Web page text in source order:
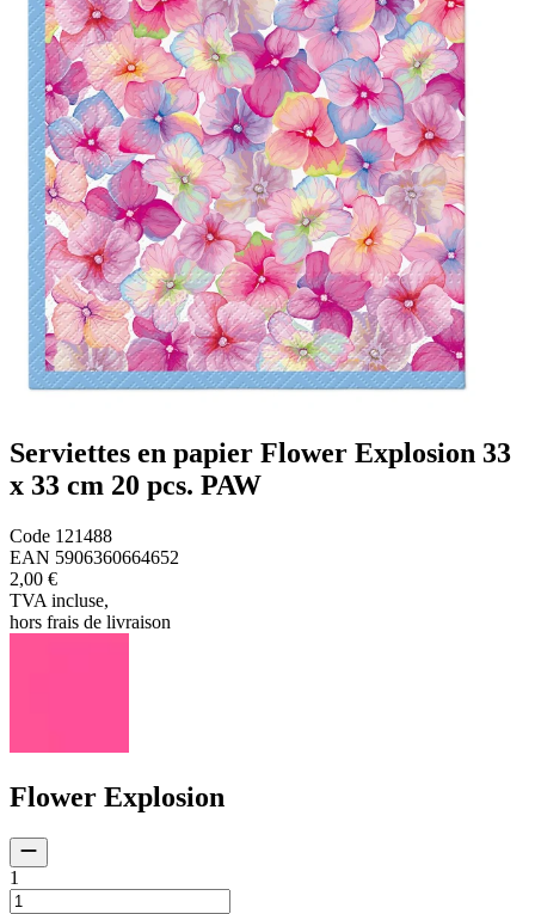
Serviettes en papier Flower Explosion 33
x 33 cm 20 pcs. PAW
Code 121488
EAN 5906360664652
2,00 €
TVA incluse,
hors frais de livraison
Flower Explosion
1